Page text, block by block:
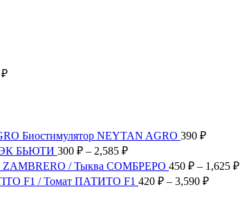
₽Диапазон
Биостимулятор NEYTAN AGRO 390 ₽
БЬЮТИ 300 ₽ – 2,585 ₽Диапазон
цен:
300 ₽
–
ZAMBRERO / Тыква СОМБРЕРО 450 ₽ – 1,625 ₽
F1 / Томат ПАТИТО F1 420 ₽ – 3,590 ₽Диапазон